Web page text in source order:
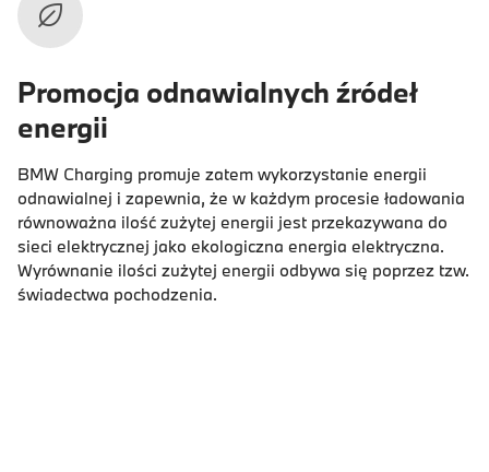
Promocja odnawialnych źródeł
energii
BMW Charging promuje zatem wykorzystanie energii
odnawialnej i zapewnia, że w każdym procesie ładowania
równoważna ilość zużytej energii jest przekazywana do
sieci elektrycznej jako ekologiczna energia elektryczna.
Wyrównanie ilości zużytej energii odbywa się poprzez tzw.
świadectwa pochodzenia.